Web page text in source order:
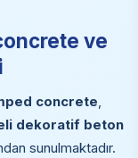
ve
concrete,
dekoratif beton
sunulmaktadır.